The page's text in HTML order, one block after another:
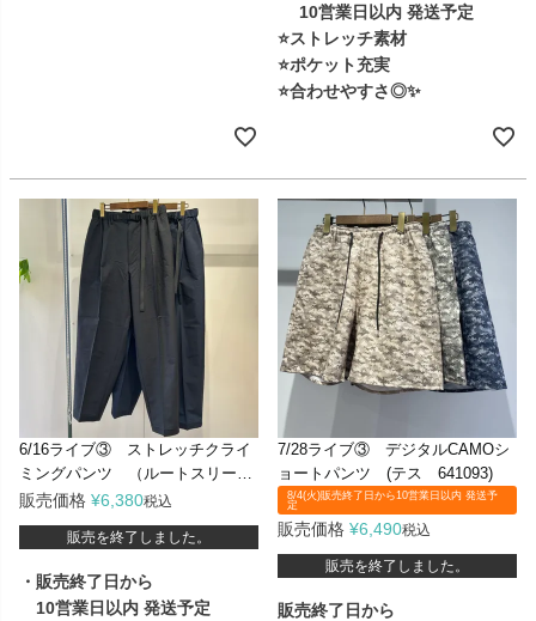
10営業日以内 発送予定
⭐ストレッチ素材
⭐ポケット充実
⭐合わせやすさ◎✨
6/16ライブ③ ストレッチクライ
ミングパンツ （ルートスリー
055550)
販売価格 ¥6,380税込
販売を終了しました。
・販売終了日から
10営業日以内 発送予定
7/28ライブ③ デジタルCAMOシ
ョートパンツ (テス 641093)
8/4(火)販売終了日から10営業日以内 発送予
定
販売価格 ¥6,490税込
販売を終了しました。
販売終了日から